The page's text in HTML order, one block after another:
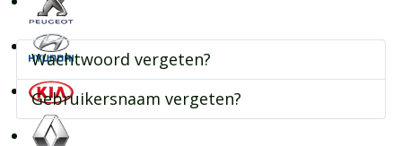
Wachtwoord vergeten?
Gebruikersnaam vergeten?